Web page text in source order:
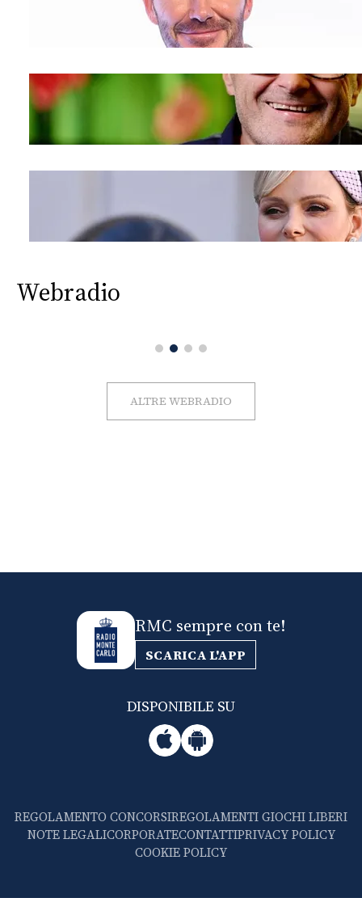
Webradio
ALTRE WEBRADIO
RMC sempre con te!
SCARICA L'APP
DISPONIBILE SU
REGOLAMENTO CONCORSIREGOLAMENTI GIOCHI LIBERI
NOTE LEGALICORPORATECONTATTIPRIVACY POLICY
COOKIE POLICY